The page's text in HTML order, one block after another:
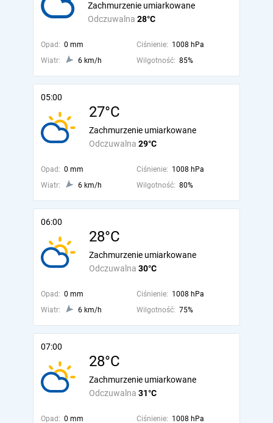
Odczuwalna 28°C
Zachmurzenie umiarkowane
Opad: 0 mm Ciśnienie: 1008 hPa
Wiatr:
6 km/h Wilgotność: 85%
05:00
27°C
Odczuwalna 29°C
Zachmurzenie umiarkowane
Opad: 0 mm Ciśnienie: 1008 hPa
Wiatr:
6 km/h Wilgotność: 80%
06:00
28°C
Odczuwalna 30°C
Zachmurzenie umiarkowane
Opad: 0 mm Ciśnienie: 1008 hPa
Wiatr:
6 km/h Wilgotność: 75%
07:00
28°C
Odczuwalna 31°C
Zachmurzenie umiarkowane
Opad: 0 mm Ciśnienie: 1008 hPa